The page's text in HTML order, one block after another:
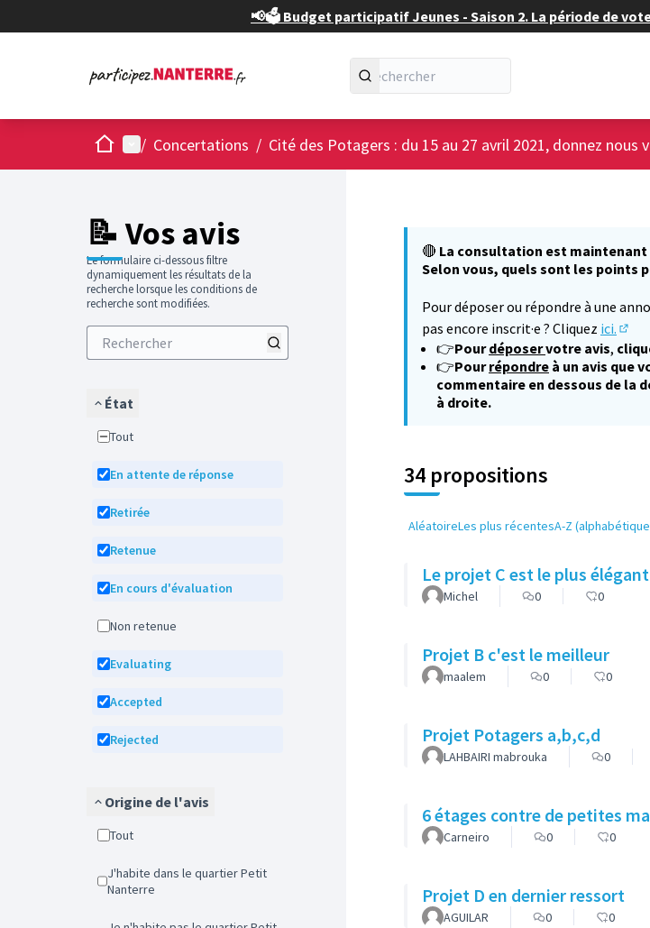
📢🗳️ Budget participatif Jeunes - Saison 2. La période de
AccueilMenu principal
/ Concertations / Cité des Potagers : du 15 au 27 avril 2021, donnez
📝 Vos avis
Le formulaire ci-dessous filtre
dynamiquement les résultats de la
recherche lorsque les conditions de
recherche sont modifiées.
État
Tout
En attente de réponse
Retirée
Retenue
En cours d'évaluation
Non retenue
Evaluating
Accepted
Rejected
Origine de l'avis
Tout
J'habite dans le quartier Petit
Nanterre
🔴 La consultation est
Selon vous, quels sont les points
Pour déposer ou répondre à une
pas encore inscrit·e ? Cliquez ici.
👉Pourdéposervotre avis,
👉Pourrépondre à un avis que
commentaire en dessous de la
à droite.
34 propositions
AléatoireLes plus récentesA-Z
Le projet C est le plus élégant
Michel 0 0
Projet B c'est le meilleur
maalem 0 0
Projet Potagers a,b,c,d
LAHBAIRI mabrouka 0
6 étages contre de petites
Carneiro 0 0
Projet D en dernier ressort
AGUILAR 0 0